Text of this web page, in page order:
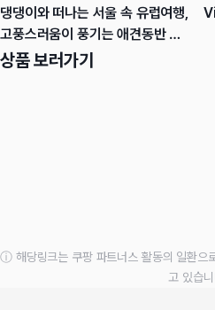
댕댕이와 떠나는 서울 속 유럽여행,
고풍스러움이 풍기는 애견동반 호
텔
상품 보러가기
ⓘ 해당링크는 쿠팡 파트너스 활동의 일환으
고 있습